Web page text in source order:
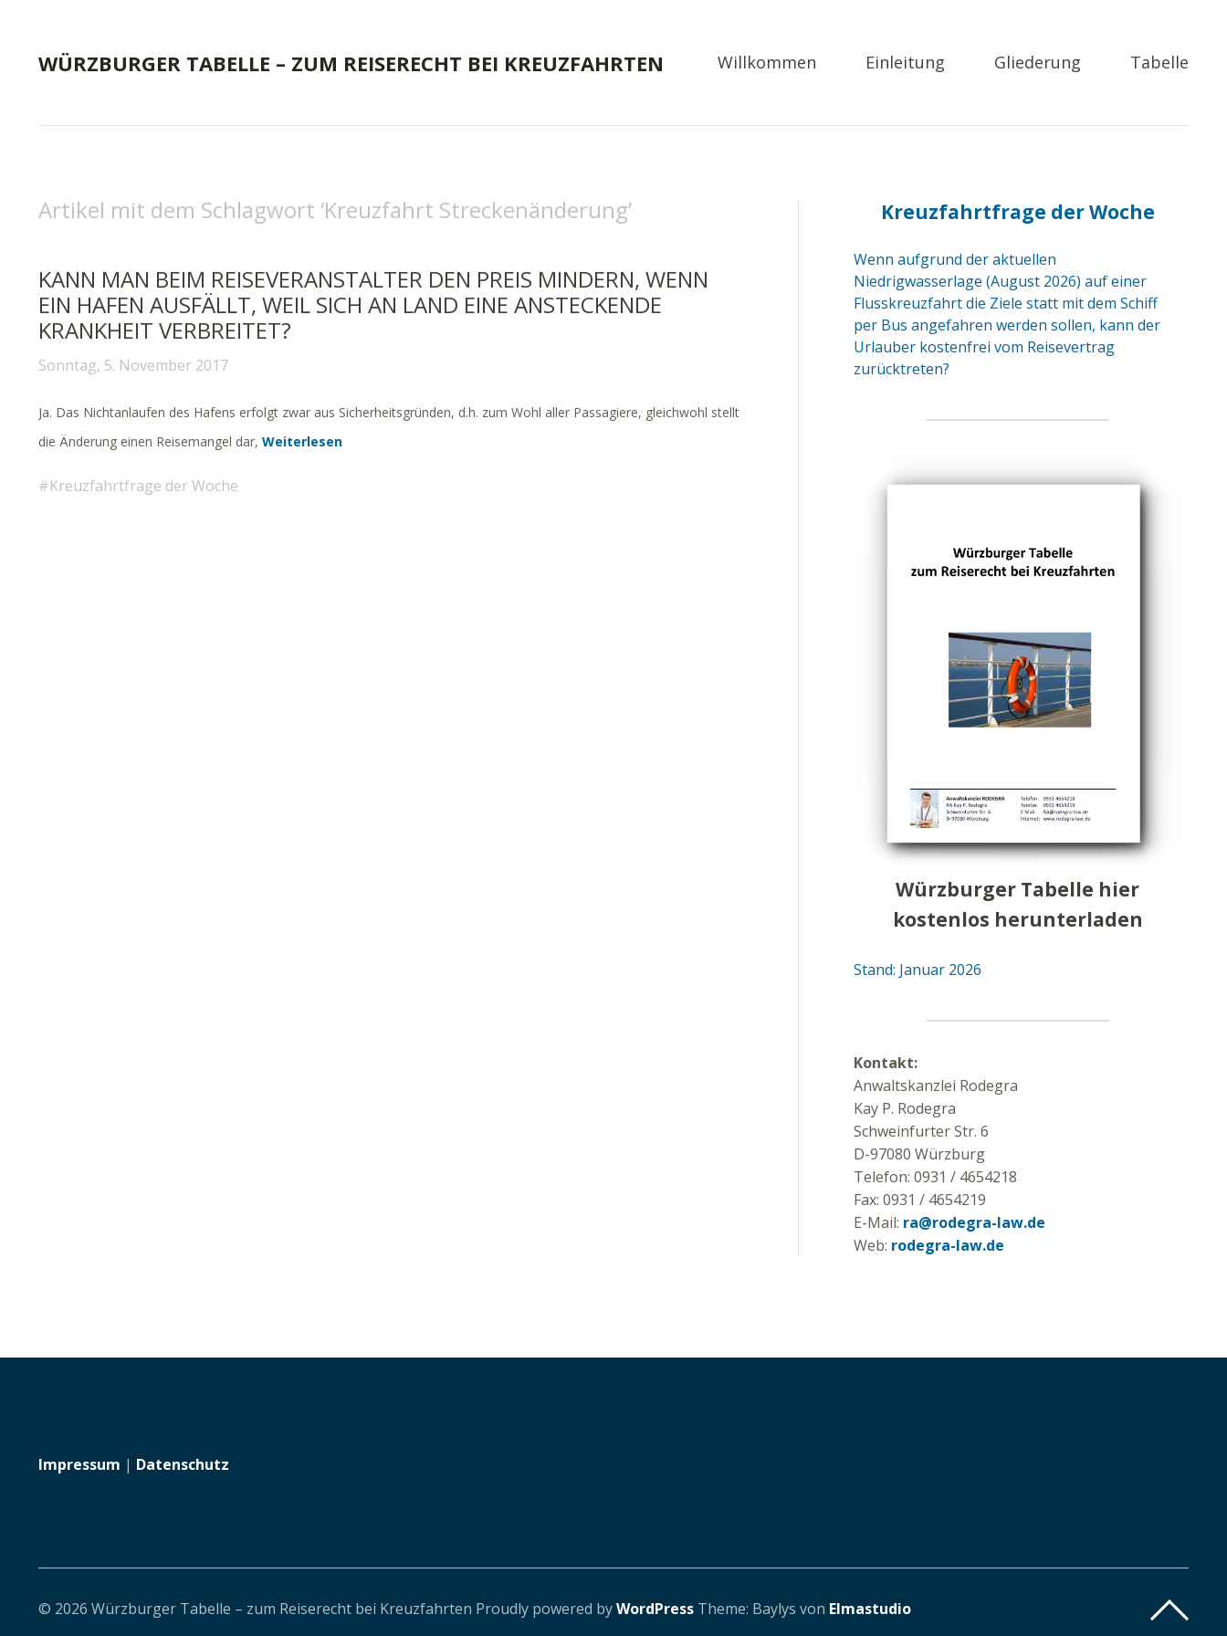
WÜRZBURGER TABELLE – ZUM REISERECHT BEI KREUZFAHRTEN Willkommen Einleitung Gliederung Tabelle
Artikel mit dem Schlagwort ‘Kreuzfahrt Streckenänderung’
KANN MAN BEIM REISEVERANSTALTER DEN PREIS MINDERN, WENN
EIN HAFEN AUSFÄLLT, WEIL SICH AN LAND EINE ANSTECKENDE
KRANKHEIT VERBREITET?
Sonntag, 5. November 2017
Ja. Das Nichtanlaufen des Hafens erfolgt zwar aus Sicherheitsgründen, d.h. zum Wohl aller Passagiere, gleichwohl stellt
die Änderung einen Reisemangel dar, Weiterlesen
Kreuzfahrtfrage der Woche
Kreuzfahrtfrage der Woche
Wenn aufgrund der aktuellen
Niedrigwasserlage (August 2026) auf einer
Flusskreuzfahrt die Ziele statt mit dem Schiff
per Bus angefahren werden sollen, kann der
Urlauber kostenfrei vom Reisevertrag
zurücktreten?
Würzburger Tabelle hier
kostenlos herunterladen
Stand: Januar 2026
Kontakt:
Anwaltskanzlei Rodegra
Kay P. Rodegra
Schweinfurter Str. 6
D-97080 Würzburg
Telefon: 0931 / 4654218
Fax: 0931 / 4654219
E-Mail: ra@rodegra-law.de
Web: rodegra-law.de
Impressum | Datenschutz
© 2026 Würzburger Tabelle – zum Reiserecht bei Kreuzfahrten Proudly powered byWordPress Theme: Baylys von Elmastudio